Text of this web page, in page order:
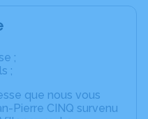
;
;
que nous vous
Pierre CINQ survenu